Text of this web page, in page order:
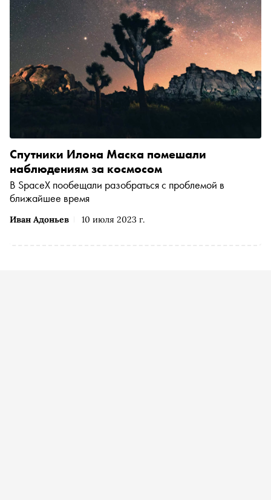
Иван Адоньев 10 июля 2023 г.
Спутники Илона Маска помешали
наблюдениям за космосом
В SpaceX пообещали разобраться с проблемой в
ближайшее время